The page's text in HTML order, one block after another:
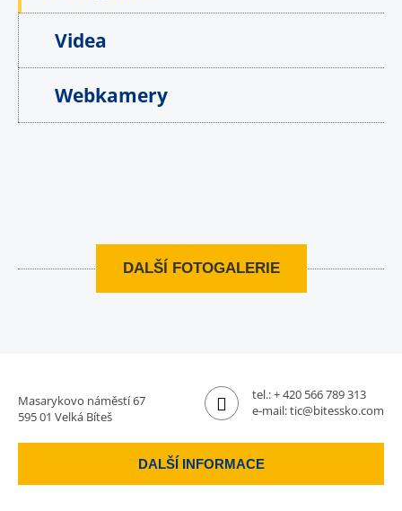
Videa
Webkamery
DALŠÍ FOTOGALERIE
Masarykovo náměstí 67
595 01 Velká Bíteš
tel.:+ 420 566 789 313
e-mail:tic@bitessko.com
DALŠÍ INFORMACE